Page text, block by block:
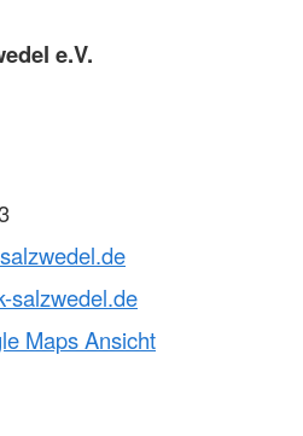
e.V.
salzwedel.de
Maps Ansicht